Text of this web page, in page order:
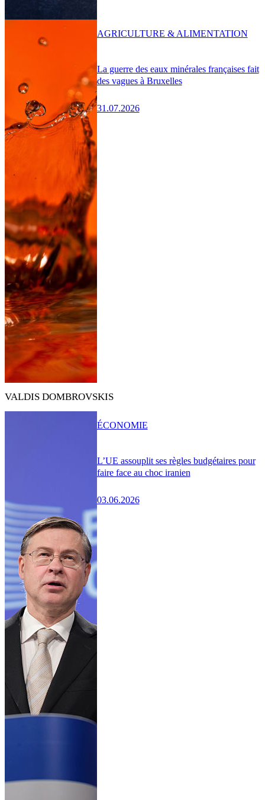
La guerre des eaux minérales françaises fait
des vagues à Bruxelles
31.07.2026
AGRICULTURE & ALIMENTATION
VALDIS DOMBROVSKIS
L’UE assouplit ses règles budgétaires pour
faire face au choc iranien
03.06.2026
ÉCONOMIE